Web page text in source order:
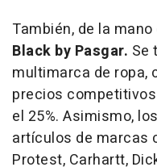
También, de la
Black by Pasgar. Se
multimarca de ropa,
precios
el 25%. Asimismo,
artículos de marcas
Protest, Carhartt,